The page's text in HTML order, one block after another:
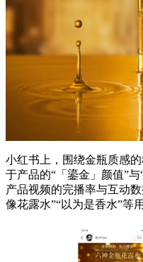
小红书上，围绕金瓶质感
于产品的“「鎏金」颜值”与
产品视频的完播率与互动
像花露水”“以为是香水”等